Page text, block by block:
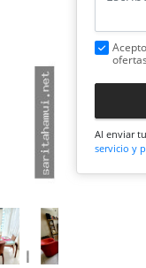
Al enviar
servicio y